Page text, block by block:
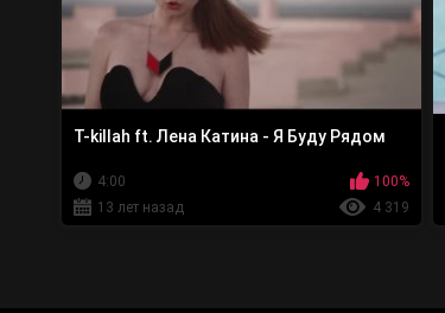
T-killah ft. Лена Катина - Я Буду Рядом
4:00
100%
13 лет назад
4 319